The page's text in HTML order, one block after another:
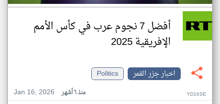
أفضل 7 نجوم عرب في كأس الأمم
الإفريقية 2025
اخبار جزر القمر
Politics
Jan 16, 2026
منذ ٦ أشهر YD16SE